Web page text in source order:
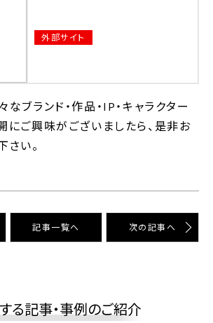
外部サイト
ブランド・作品・IP・キャラクター
にご興味がございましたら、是非お
い。
記事⼀覧へ 次の記事へ
る記事・事例のご紹介